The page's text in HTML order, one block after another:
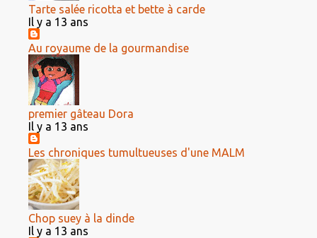
Tarte salée ricotta et bette à carde
Il y a 13 ans
Au royaume de la gourmandise
premier gâteau Dora
Il y a 13 ans
Les chroniques tumultueuses d'une MALM
Chop suey à la dinde
Il y a 13 ans